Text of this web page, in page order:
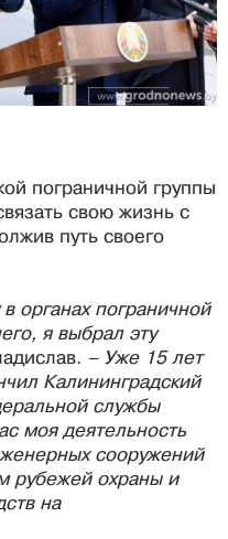
пограничной группы
свою жизнь с
путь своего
органах пограничной
я выбрал эту
– Уже 15 лет
Калининградский
службы
моя деятельность
сооружений
рубежей охраны и
на